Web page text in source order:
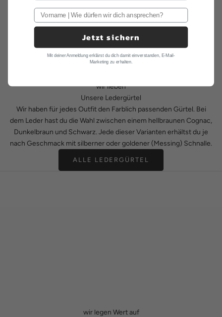
wir lieben
Unsere Ledergürtel
Wir haben für jedes Outfit den Farblich passenden Gürtel. Bei
dem Leder hast du die Wahl zwischen einem hellbraunen Cognac,
Dunkelbraun und Schwarz. Jede dieser Varianten erhältst du je
nach Geschmack mit silberner oder goldener (Messing) Schnalle.
ALLE LEDERGÜRTEL
wir legen Wert auf
Jetzt sichern
Mit deiner Anmeldung erklärst du dich damit einverstanden, E-Mail-
Marketing zu erhalten.